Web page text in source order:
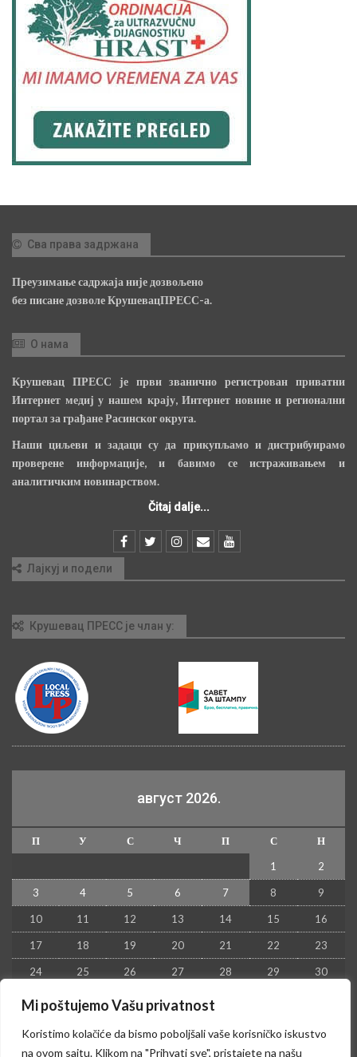
Mi poštujemo Vašu privatnost
Koristimo kolačiće da bismo poboljšali vaše korisničko iskustvo
na ovom sajtu. Klikom na "Prihvati sve", pristajete na našu
Сва права задржана
Преузимање садржаја није дозвољено
без писане дозволе КрушевацПРЕСС-а.
О нама
Крушевац ПРЕСС је први званично регистрован приватни
Интернет медиј у нашем крају, Интернет новине и регионални
портал за грађане Расинског округа.
Наши циљеви и задаци су да прикупљамо и дистрибуирамо
проверене информације, и бавимо се истраживањем и
аналитичким новинарством.
Čitaj dalje...
Лајкуј и подели
Крушевац ПРЕСС је члан у:
август 2026.
П У С Ч П С
Н
1
2
3 4 5 6 7 8 9
10 11 12 13 14 15 16
17 18 19 20 21 22 23
24 25 26 27 28 29 30
31